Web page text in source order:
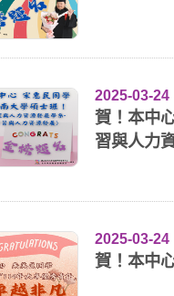
2025-03-24
賀！本中
習與人力
2025-03-24
賀！本中